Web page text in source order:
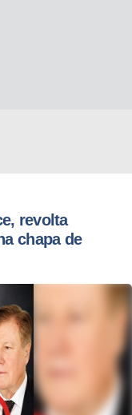
revolta
chapa de